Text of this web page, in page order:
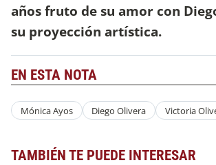
años fruto de su amor con
su proyección artística.
EN ESTA NOTA
Mónica Ayos Diego Olivera Victoria
TAMBIÉN TE PUEDE INTERESAR